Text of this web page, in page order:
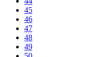
45
46
47
48
49